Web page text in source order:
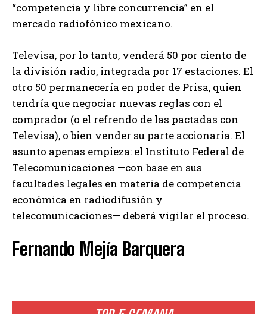
“competencia y libre concurrencia” en el
mercado radiofónico mexicano.
Televisa, por lo tanto, venderá 50 por ciento de
la división radio, integrada por 17 estaciones. El
otro 50 permanecería en poder de Prisa, quien
tendría que negociar nuevas reglas con el
comprador (o el refrendo de las pactadas con
Televisa), o bien vender su parte accionaria. El
asunto apenas empieza: el Instituto Federal de
Telecomunicaciones —con base en sus
facultades legales en materia de competencia
económica en radiodifusión y
telecomunicaciones— deberá vigilar el proceso.
Fernando Mejía Barquera